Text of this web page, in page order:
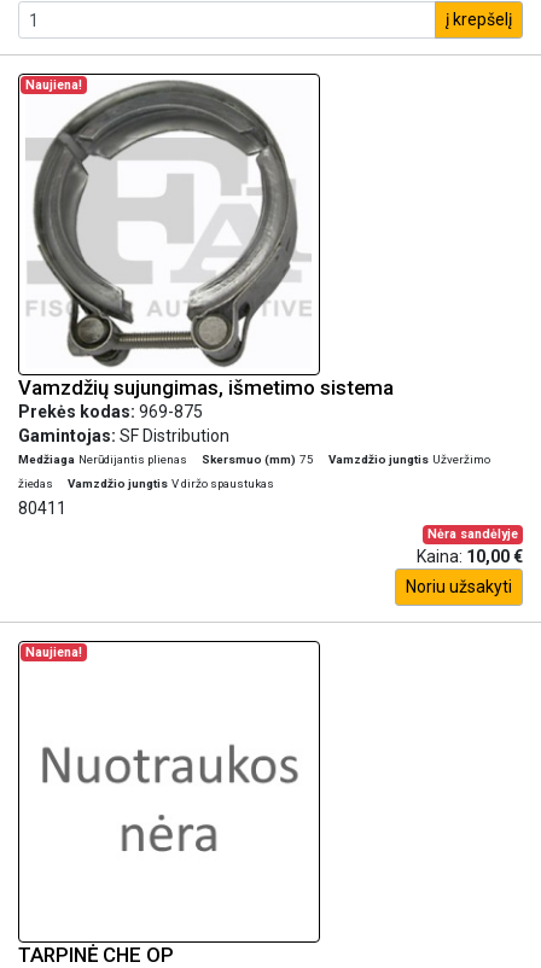
į krepšelį
Naujiena!
Vamzdžių sujungimas, išmetimo sistema
Prekės kodas: 969-875
Gamintojas: SF Distribution
Medžiaga Nerūdijantis plienas Skersmuo (mm) 75 Vamzdžio jungtis Užveržimo
žiedas
Vamzdžio jungtis V diržo spaustukas
80411
Nėra sandėlyje
Kaina: 10,00 €
Noriu užsakyti
Naujiena!
TARPINĖ CHE OP